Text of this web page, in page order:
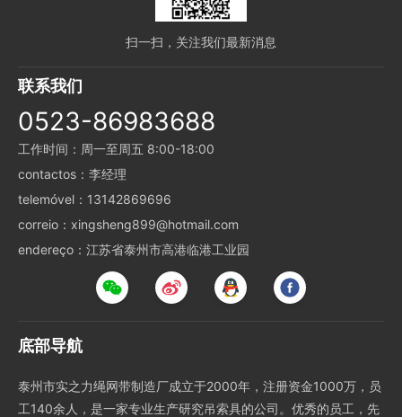
扫一扫，关注我们最新消息
联系我们
0523-86983688
工作时间：周一至周五 8:00-18:00
contactos：李经理
telemóvel：13142869696
correio：xingsheng899@hotmail.com
endereço：江苏省泰州市高港临港工业园
底部导航
泰州市实之力绳网带制造厂成立于2000年，注册资金1000万，员
工140余人，是一家专业生产研究吊索具的公司。优秀的员工，先